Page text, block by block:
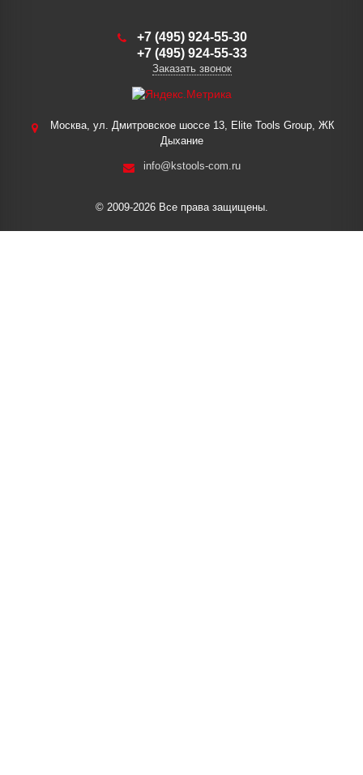
+7 (495) 924-55-30
+7 (495) 924-55-33
Заказать звонок
Москва, ул. Дмитровское шоссе 13, Elite Tools Group, ЖК
Дыхание
info@kstools-com.ru
© 2009-2026 Все права защищены.